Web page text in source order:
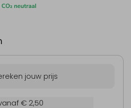
jouw prijs
€ 2,50